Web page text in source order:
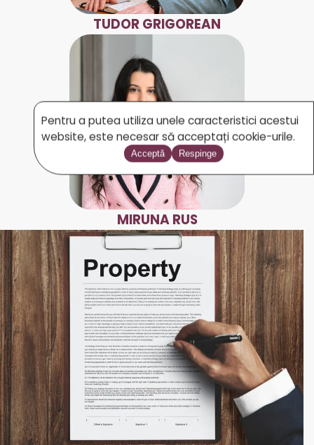
TUDOR GRIGOREAN
MIRUNA RUS
Pentru a putea utiliza unele caracteristici acestui
website, este necesar să acceptați cookie-urile.
Acceptă Respinge